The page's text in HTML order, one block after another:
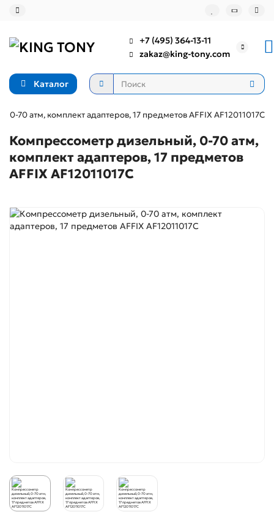
+7 (495) 364-13-11
zakaz@king-tony.com
Каталог
70 атм, комплект адаптеров, 17 предметов AFFIX AF12011017C
Компрессометр дизельный, 0-70 атм,
комплект адаптеров, 17 предметов
AFFIX AF12011017C